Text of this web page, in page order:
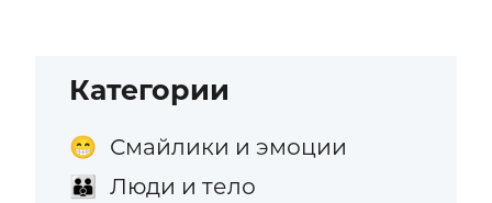
Категории
😁 Смайлики и эмоции
👪 Люди и тело